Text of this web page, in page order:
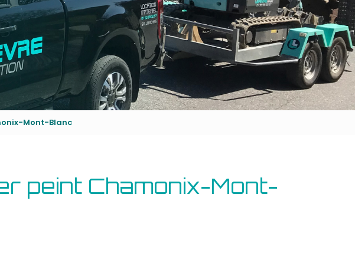
Outillage bâtiment
Energie
Mont-Blanc
peint Chamonix-Mont-